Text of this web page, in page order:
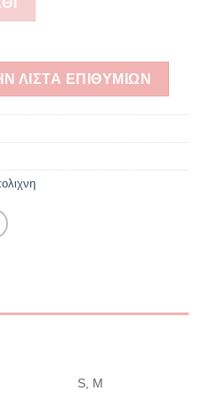
ΛΊΣΤΑ ΕΠΙΘΥΜΙΏΝ
S, M